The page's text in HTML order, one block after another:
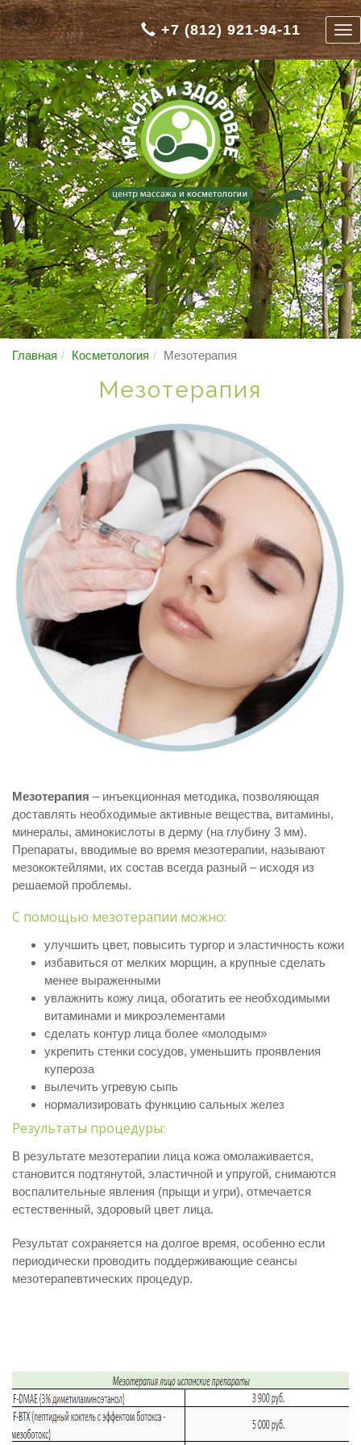
+7 (812) 921-94-11
Главная Косметология Мезотерапия
Мезотерапия
Мезотерапия – инъекционная методика, позволяющая
доставлять необходимые активные вещества, витамины,
минералы, аминокислоты в дерму (на глубину 3 мм).
Препараты, вводимые во время мезотерапии, называют
мезококтейлями, их состав всегда разный – исходя из
решаемой проблемы.
С помощью мезотерапии можно:
улучшить цвет, повысить тургор и эластичность кожи
избавиться от мелких морщин, а крупные сделать
менее выраженными
увлажнить кожу лица, обогатить ее необходимыми
витаминами и микроэлементами
сделать контур лица более «молодым»
укрепить стенки сосудов, уменьшить проявления
купероза
вылечить угревую сыпь
нормализировать функцию сальных желез
Результаты процедуры:
В результате мезотерапии лица кожа омолаживается,
становится подтянутой, эластичной и упругой, снимаются
воспалительные явления (прыщи и угри), отмечается
естественный, здоровый цвет лица.
Результат сохраняется на долгое время, особенно если
периодически проводить поддерживающие сеансы
мезотерапевтических процедур.